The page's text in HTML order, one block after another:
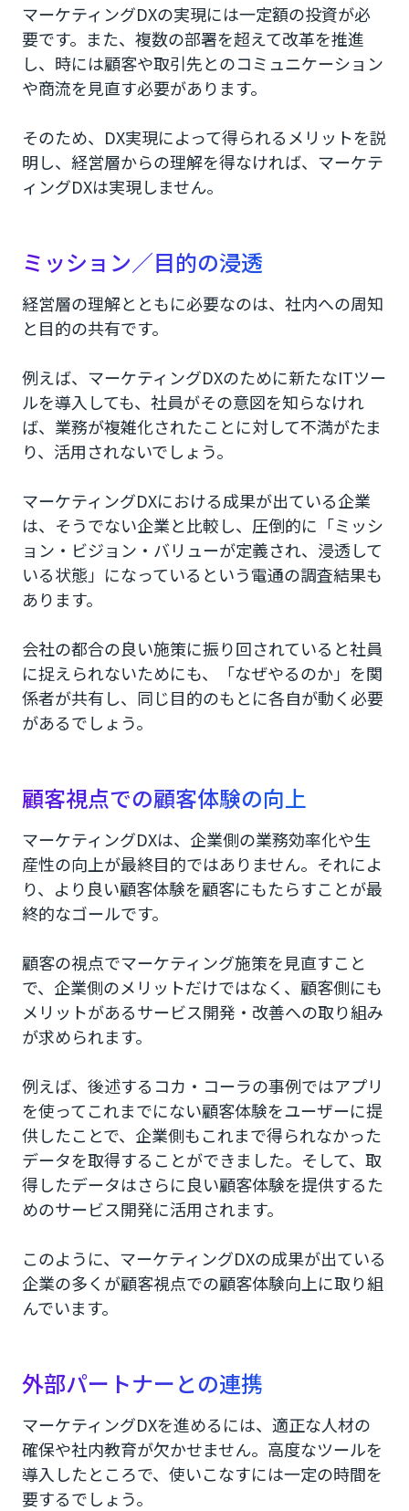
マーケティングDXの実現には一定額の投資が必
要です。また、複数の部署を超えて改革を推進
し、時には顧客や取引先とのコミュニケーション
や商流を見直す必要があります。
そのため、DX実現によって得られるメリットを説
明し、経営層からの理解を得なければ、マーケテ
ィングDXは実現しません。
ミッション／目的の浸透
経営層の理解とともに必要なのは、社内への周知
と目的の共有です。
例えば、マーケティングDXのために新たなITツー
ルを導入しても、社員がその意図を知らなけれ
ば、業務が複雑化されたことに対して不満がたま
り、活用されないでしょう。
マーケティングDXにおける成果が出ている企業
は、そうでない企業と比較し、圧倒的に「ミッシ
ョン・ビジョン・バリューが定義され、浸透して
いる状態」になっているという電通の調査結果も
あります。
会社の都合の良い施策に振り回されていると社員
に捉えられないためにも、「なぜやるのか」を関
係者が共有し、同じ目的のもとに各自が動く必要
があるでしょう。
顧客視点での顧客体験の向上
マーケティングDXは、企業側の業務効率化や生
産性の向上が最終目的ではありません。それによ
り、より良い顧客体験を顧客にもたらすことが最
終的なゴールです。
顧客の視点でマーケティング施策を見直すこと
で、企業側のメリットだけではなく、顧客側にも
メリットがあるサービス開発・改善への取り組み
が求められます。
例えば、後述するコカ・コーラの事例ではアプリ
を使ってこれまでにない顧客体験をユーザーに提
供したことで、企業側もこれまで得られなかった
データを取得することができました。そして、取
得したデータはさらに良い顧客体験を提供するた
めのサービス開発に活用されます。
このように、マーケティングDXの成果が出ている
企業の多くが顧客視点での顧客体験向上に取り組
んでいます。
外部パートナーとの連携
マーケティングDXを進めるには、適正な人材の
確保や社内教育が欠かせません。高度なツールを
導入したところで、使いこなすには一定の時間を
要するでしょう。